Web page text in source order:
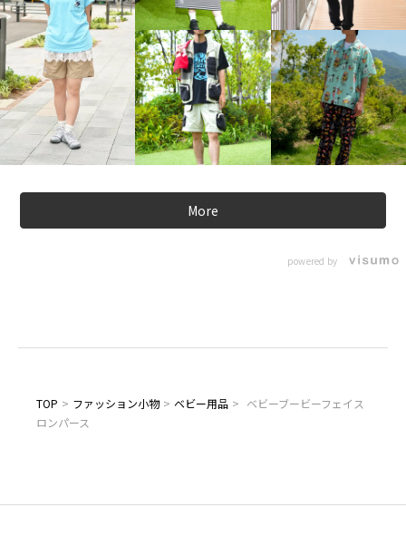
More
powered by
TOP > ファッション小物 > ベビー用品 > ベビーブービーフェイス
ロンパース